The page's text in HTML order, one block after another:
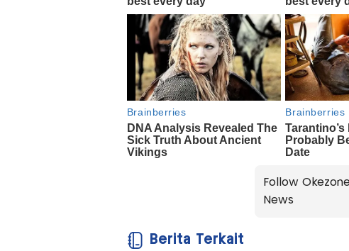
Follow
News
Berita Terkait